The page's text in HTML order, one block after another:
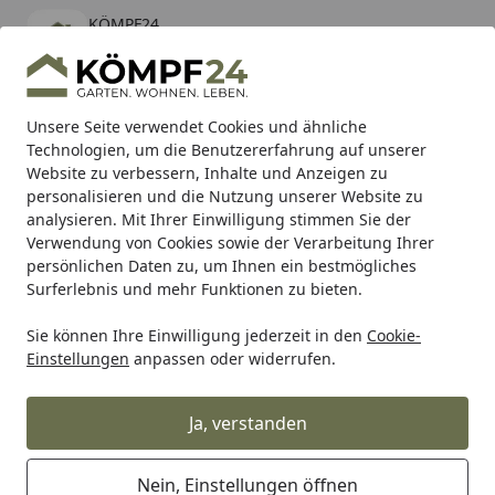
Unsere Seite verwendet Cookies und ähnliche
Technologien, um die Benutzererfahrung auf unserer
Website zu verbessern, Inhalte und Anzeigen zu
personalisieren und die Nutzung unserer Website zu
analysieren. Mit Ihrer Einwilligung stimmen Sie der
Verwendung von Cookies sowie der Verarbeitung Ihrer
persönlichen Daten zu, um Ihnen ein bestmögliches
Surferlebnis und mehr Funktionen zu bieten.
Sie können Ihre Einwilligung jederzeit in den Cookie-
Einstellungen anpassen oder widerrufen.
Ja, verstanden
Nein, Einstellungen öffnen
KÖMPF24
kostenlos - Im App Store
Hotline
Alle Produkte
Mein Konto
Suchen
Karibu Pools inkl. gratis Sandfilteranlage & Pool-
Starterset (Gesamtwert bis 468,99€)
Startseite
Alles für den Garten Carport & Garage Carports
Ximax Solar-Carport Linea Typ 80